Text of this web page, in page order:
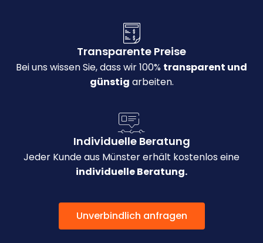
Transparente Preise
Bei uns wissen Sie, dass wir 100% transparent und
günstig arbeiten.
Individuelle Beratung
Jeder Kunde aus Münster erhält kostenlos eine
individuelle Beratung.
Unverbindlich anfragen